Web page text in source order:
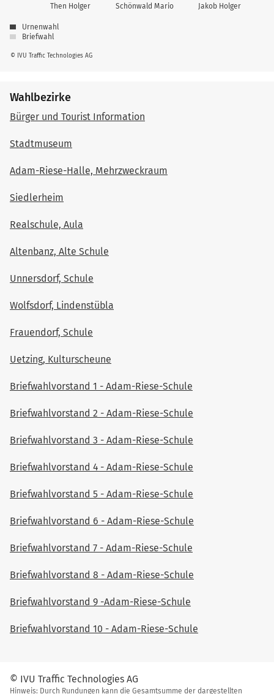
Then Holger Schönwald Mario Jakob Holger
© IVU Traffic Technologies AG
Urnenwahl
Briefwahl
Wahlbezirke
Bürger und Tourist Information
Stadtmuseum
Adam-Riese-Halle, Mehrzweckraum
Siedlerheim
Realschule, Aula
Altenbanz, Alte Schule
Unnersdorf, Schule
Wolfsdorf, Lindenstübla
Frauendorf, Schule
Uetzing, Kulturscheune
Briefwahlvorstand 1 - Adam-Riese-Schule
Briefwahlvorstand 2 - Adam-Riese-Schule
Briefwahlvorstand 3 - Adam-Riese-Schule
Briefwahlvorstand 4 - Adam-Riese-Schule
Briefwahlvorstand 5 - Adam-Riese-Schule
Briefwahlvorstand 6 - Adam-Riese-Schule
Briefwahlvorstand 7 - Adam-Riese-Schule
Briefwahlvorstand 8 - Adam-Riese-Schule
Briefwahlvorstand 9 -Adam-Riese-Schule
Briefwahlvorstand 10 - Adam-Riese-Schule
© IVU Traffic Technologies AG
Hinweis: Durch Rundungen kann die Gesamtsumme der dargestellten